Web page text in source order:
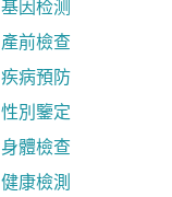
基因检测
產前檢查
疾病預防
性別鑒定
身體檢查
健康檢測